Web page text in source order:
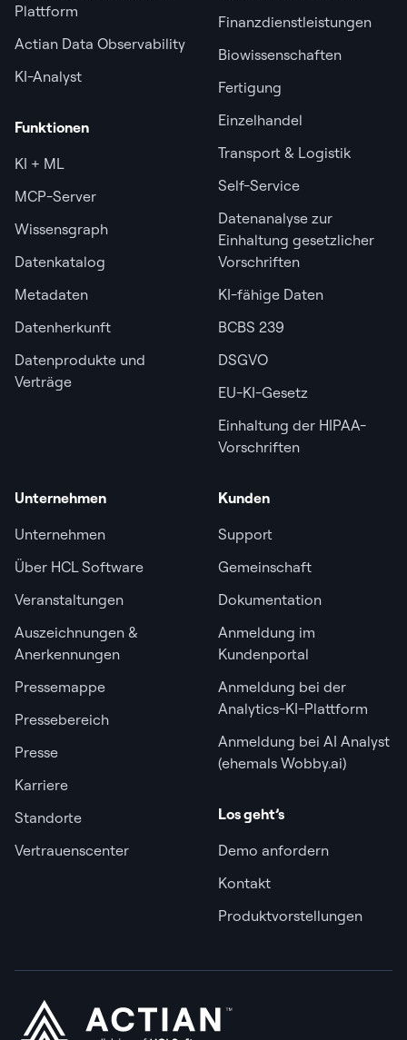
Plattform
Actian Data Observability
KI-Analyst
Funktionen
KI + ML
MCP-Server
Wissensgraph
Datenkatalog
Metadaten
Datenherkunft
Datenprodukte und
Verträge
Finanzdienstleistungen
Biowissenschaften
Fertigung
Einzelhandel
Transport & Logistik
Self-Service
Datenanalyse zur
Einhaltung gesetzlicher
Vorschriften
KI-fähige Daten
BCBS 239
DSGVO
EU-KI-Gesetz
Einhaltung der HIPAA-
Vorschriften
Unternehmen
Unternehmen
Über HCL Software
Veranstaltungen
Auszeichnungen &
Anerkennungen
Pressemappe
Pressebereich
Presse
Karriere
Standorte
Vertrauenscenter
Kunden
Support
Gemeinschaft
Dokumentation
Anmeldung im
Kundenportal
Anmeldung bei der
Analytics-KI-Plattform
Anmeldung bei AI Analyst
(ehemals Wobby.ai)
Los geht’s
Demo anfordern
Kontakt
Produktvorstellungen